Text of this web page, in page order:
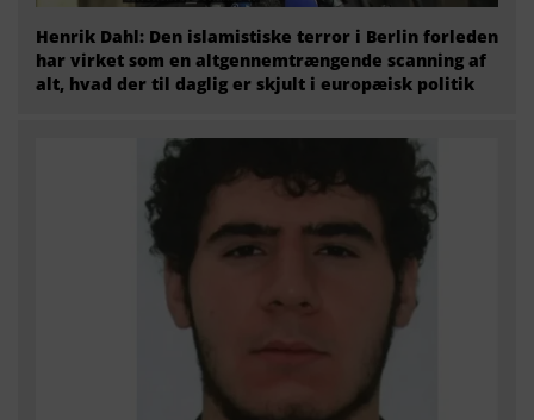
Henrik Dahl: Den islamistiske terror i Berlin forleden
har virket som en altgennemtrængende scanning af
alt, hvad der til daglig er skjult i europæisk politik